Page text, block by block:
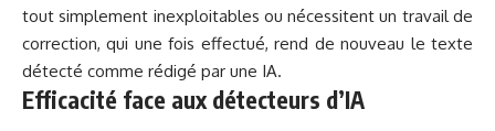
tout simplement inexploitables ou nécessitent un travail de
correction, qui une fois effectué, rend de nouveau le texte
détecté comme rédigé par une IA.
Efficacité face aux détecteurs d’IA